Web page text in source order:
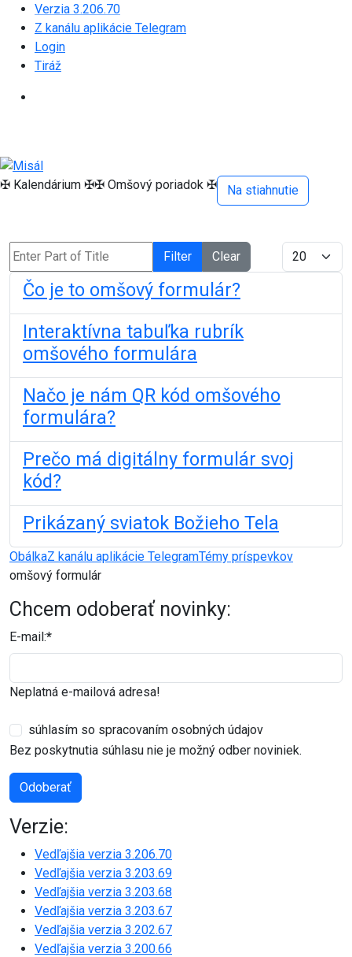
Verzia 3.206.70
Z kanálu aplikácie Telegram
Login
Tiráž
✠ Kalendárium ✠✠ Omšový poriadok ✠ Na stiahnutie
Enter Part of Title Filter Clear Display #
Čo je to omšový formulár?
Interaktívna tabuľka rubrík
omšového formulára
Načo je nám QR kód omšového
formulára?
Prečo má digitálny formulár svoj
kód?
Prikázaný sviatok Božieho Tela
ObálkaZ kanálu aplikácie TelegramTémy príspevkov
omšový formulár
Chcem odoberať novinky:
E-mail:*
Neplatná e-mailová adresa!
súhlasím so spracovaním osobných údajov
Bez poskytnutia súhlasu nie je možný odber noviniek.
Odoberať
Verzie:
Vedľajšia verzia 3.206.70
Vedľajšia verzia 3.203.69
Vedľajšia verzia 3.203.68
Vedľajšia verzia 3.203.67
Vedľajšia verzia 3.202.67
Vedľajšia verzia 3.200.66